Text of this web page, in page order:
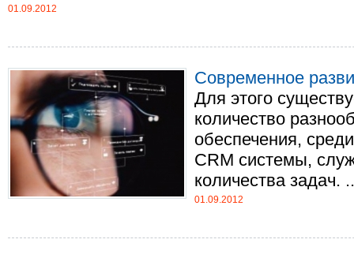
01.09.2012
Современное
Для этого
количество
обеспечения,
CRM системы,
количества задач.
01.09.2012